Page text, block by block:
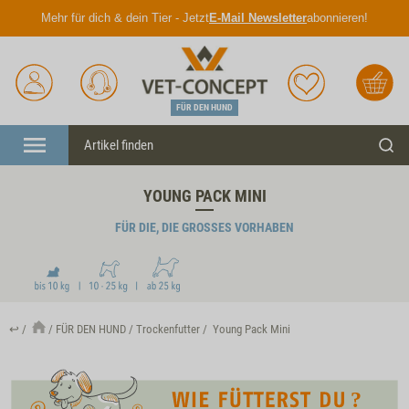
Mehr für dich & dein Tier - JetztE-Mail Newsletterabonnieren!
Anmelden
Unser
Service
FÜR DEN HUND
Merkliste Warenkorb
Menü
YOUNG PACK MINI
FÜR DIE, DIE GROSSES VORHABEN
↩ FÜR DEN HUND Trockenfutter Young Pack Mini